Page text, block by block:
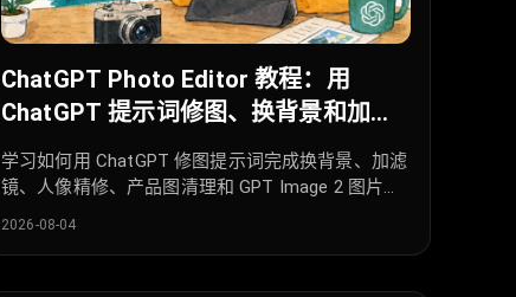
ChatGPT Photo Editor 教程：用
ChatGPT 提示词修图、换背景和加滤
镜
学习如何用 ChatGPT 修图提示词完成换背景、加滤
镜、人像精修、产品图清理和 GPT Image 2 图片编
2026-08-04